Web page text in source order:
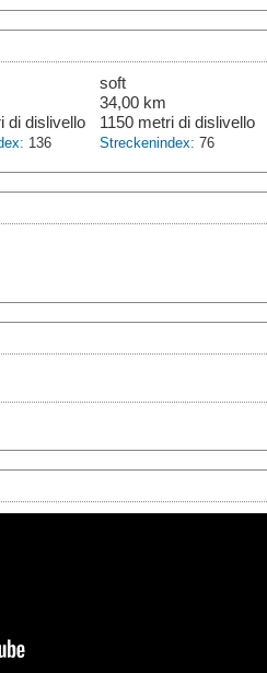
di dislivello
136
soft
34,00 km
1150 metri di dislivello
Streckenindex: 76